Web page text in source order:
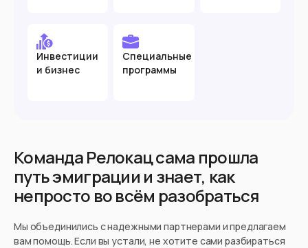
Въезд в страну
Инвестиции
и бизнес
Специальные
программы
Команда Релокац сама прошла
путь эмиграции и знает, как
непросто во всём разобраться
Мы объединились с надежными партнерами и предлагаем
вам помощь. Если вы устали, не хотите сами разбираться